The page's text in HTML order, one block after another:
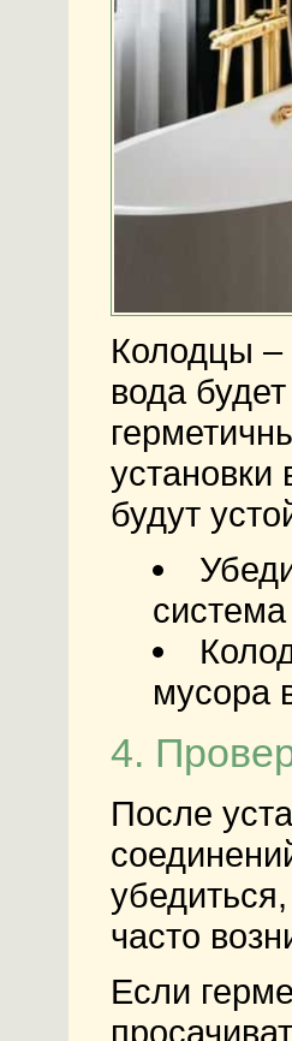
Колодцы –
вода
установки
будут
мусора
4.
После
часто
Если